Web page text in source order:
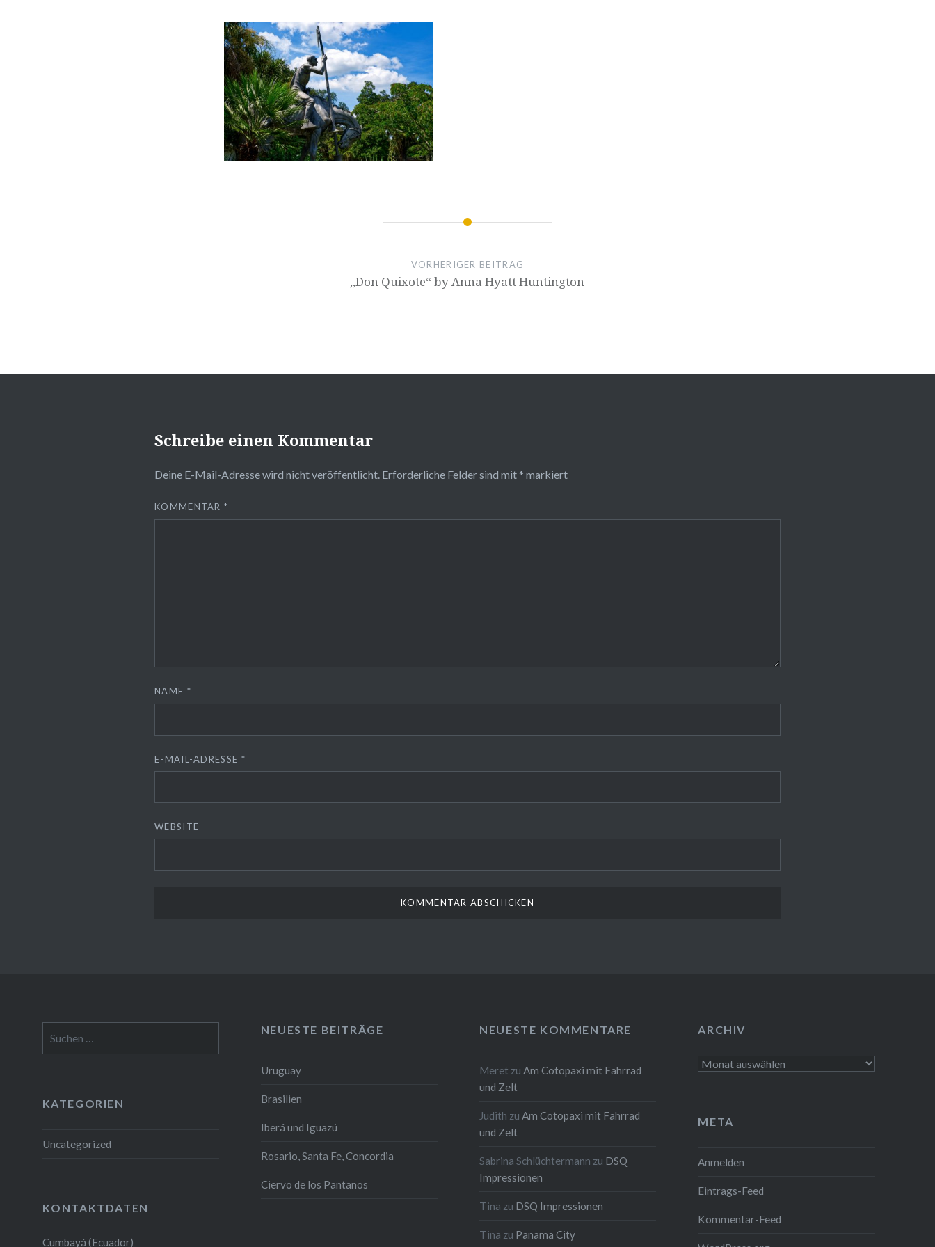
VORHERIGER BEITRAG
„Don Quixote“ by Anna Hyatt Huntington
Schreibe einen Kommentar
Deine E-Mail-Adresse wird nicht veröffentlicht. Erforderliche Felder sind mit * markiert
KOMMENTAR*
NAME *
E-MAIL-ADRESSE *
WEBSITE
nach:
NEUESTE BEITRÄGE
Uruguay
Brasilien
Iberá und Iguazú
Rosario, Santa Fe, Concordia
Ciervo de los Pantanos
NEUESTE KOMMENTARE
Meret zuAm Cotopaxi mit Fahrrad
und Zelt
Judith zuAm Cotopaxi mit Fahrrad
und Zelt
Sabrina Schlüchtermann zu DSQ
Impressionen
Tina zu DSQ Impressionen
Tina zu Panama City
ARCHIV
Archiv
KATEGORIEN
Uncategorized
META
Anmelden
Eintrags-Feed
Kommentar-Feed
KONTAKTDATEN
Cumbayá (Ecuador)